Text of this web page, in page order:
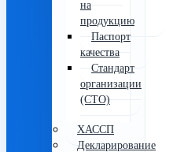
на
продукцию
Паспорт
качества
Стандарт
организации
(СТО)
ХАССП
Декларирование